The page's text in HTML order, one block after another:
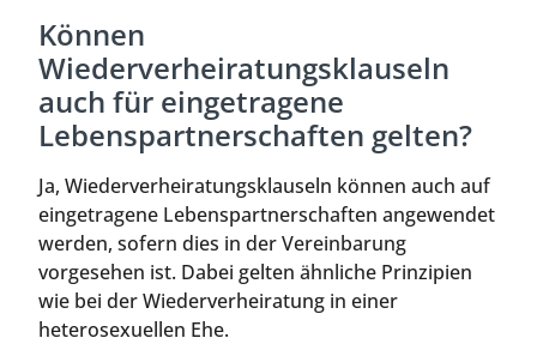
Können
Wiederverheiratungsklauseln
auch für eingetragene
Lebenspartnerschaften gelten?
Ja, Wiederverheiratungsklauseln können auch auf
eingetragene Lebenspartnerschaften angewendet
werden, sofern dies in der Vereinbarung
vorgesehen ist. Dabei gelten ähnliche Prinzipien
wie bei der Wiederverheiratung in einer
heterosexuellen Ehe.